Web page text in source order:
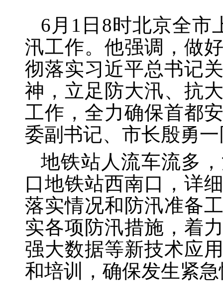
6月1日8时北京全市
汛工作。他强调，做
彻落实习近平总书记
神，立足防大汛、抗
工作，全力确保首都
委副书记、市长殷勇
地铁站人流车流多
口地铁站西南口，详
落实情况和防汛准备
实各项防汛措施，着
强大数据等新技术应
和培训，确保发生紧